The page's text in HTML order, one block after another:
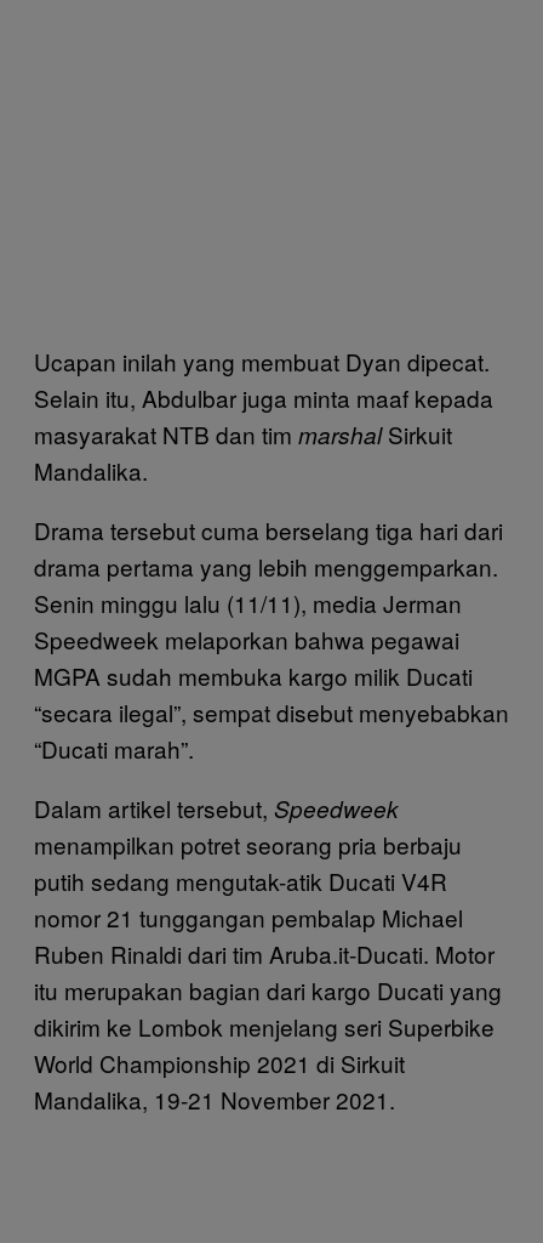
Ucapan inilah yang membuat Dyan dipecat.
Selain itu, Abdulbar juga minta maaf kepada
masyarakat NTB dan tim marshalSirkuit
Mandalika.
Drama tersebut cuma berselang tiga hari dari
drama pertama yang lebih menggemparkan.
Senin minggu lalu (11/11), media Jerman
Speedweek melaporkan bahwa pegawai
MGPA sudah membuka kargo milik Ducati
“secara ilegal”, sempat disebut menyebabkan
“Ducati marah”.
Dalam artikel tersebut, Speedweek
menampilkan potret seorang pria berbaju
putih sedang mengutak-atik Ducati V4R
nomor 21 tunggangan pembalap Michael
Ruben Rinaldi dari tim Aruba.it-Ducati. Motor
itu merupakan bagian dari kargo Ducati yang
dikirim ke Lombok menjelang seri Superbike
World Championship 2021 di Sirkuit
Mandalika, 19-21 November 2021.